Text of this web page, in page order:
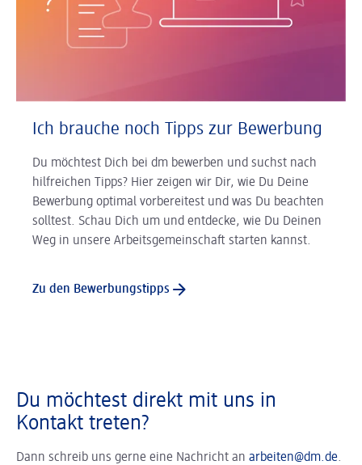
Ich brauche noch Tipps zur Bewerbung
Du möchtest Dich bei dm bewerben und suchst nach
hilfreichen Tipps? Hier zeigen wir Dir, wie Du Deine
Bewerbung optimal vorbereitest und was Du beachten
solltest. Schau Dich um und entdecke, wie Du Deinen
Weg in unsere Arbeitsgemeinschaft starten kannst.
Zu den Bewerbungstipps
Du möchtest direkt mit uns in
Kontakt treten?
Dann schreib uns gerne eine Nachricht an arbeiten@dm.de.